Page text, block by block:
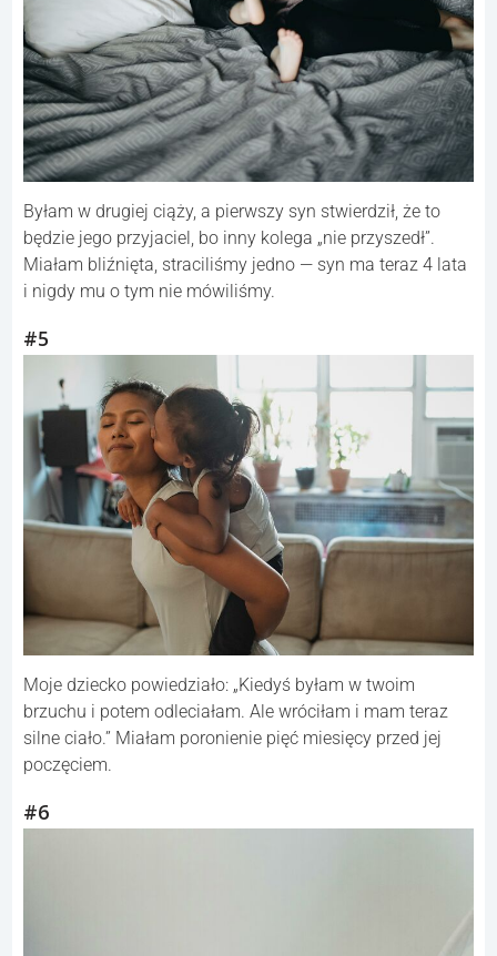
Byłam w drugiej ciąży, a pierwszy syn stwierdził, że to
będzie jego przyjaciel, bo inny kolega „nie przyszedł”.
Miałam bliźnięta, straciliśmy jedno — syn ma teraz 4 lata
i nigdy mu o tym nie mówiliśmy.
#5
Moje dziecko powiedziało: „Kiedyś byłam w twoim
brzuchu i potem odleciałam. Ale wróciłam i mam teraz
silne ciało.” Miałam poronienie pięć miesięcy przed jej
poczęciem.
#6